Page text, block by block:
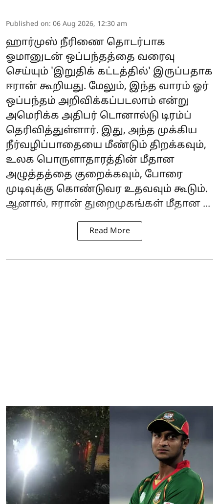
Published on: 06 Aug 2026, 12:30 am
ஹார்முஸ் நீரிணை தொடர்பாக
ஓமானுடன் ஒப்பந்தத்தை வரைவு
செய்யும் 'இறுதிக் கட்டத்தில்' இருப்பதாக
ஈரான் கூறியது. மேலும், இந்த வாரம் ஓர்
ஒப்பந்தம் அறிவிக்கப்படலாம் என்று
அமெரிக்க அதிபர் டொனால்டு டிரம்ப்
தெரிவித்துள்ளார். இது, அந்த முக்கிய
நீர்வழிப்பாதையை மீண்டும் திறக்கவும்,
உலக பொருளாதாரத்தின் மீதான
அழுத்தத்தை குறைக்கவும், போரை
முடிவுக்கு கொண்டுவர உதவவும் கூடும்.
ஆனால், ஈரான் துறைமுகங்கள் மீதான ...
Read More